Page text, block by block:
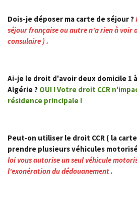
Dois-je déposer ma carte de séjour ?
séjour française ou autre n'a rien à voir
consulaire ) .
Ai-je le droit d'avoir deux domicile 1
Algérie ? OUI ! Votre droit CCR
résidence principale !
Peut-on utiliser le droit CCR ( la
prendre plusieurs véhicules
loi vous autorise un seul véhicule
l'exonération du dédouanement .